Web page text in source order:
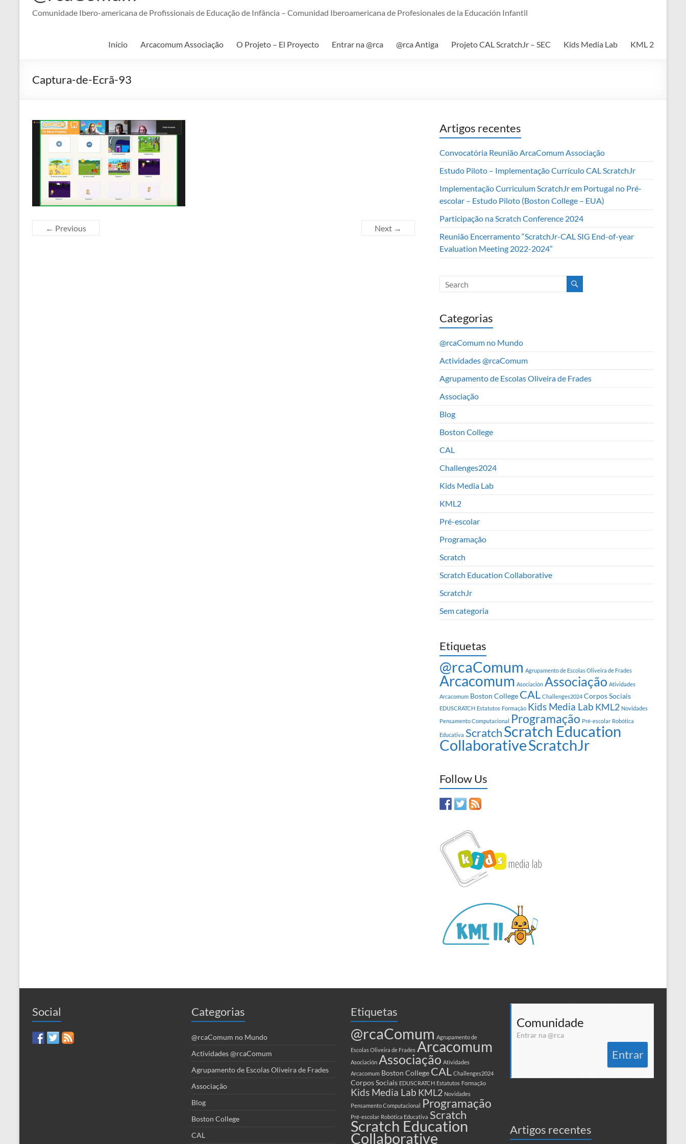
Comunidade Ibero-americana de Profissionais de Educação de Infância – Comunidad Iberoamericana de Profesionales de la Educación Infantil
Início Arcacomum Associação O Projeto – El Proyecto Entrar na @rca @rca Antiga Projeto CAL ScratchJr – SEC Kids Media Lab KML 2
Captura-de-Ecrã-93
← Previous Next →
Artigos recentes
Convocatória Reunião ArcaComum Associação
Estudo Piloto – Implementação Currículo CAL ScratchJr
Implementação Curriculum ScratchJr em Portugal no Pré-
escolar – Estudo Piloto (Boston College – EUA)
Participação na Scratch Conference 2024
Reunião Encerramento “ScratchJr-CAL SIG End-of-year
Evaluation Meeting 2022-2024”
Categorias
@rcaComum no Mundo
Actividades @rcaComum
Agrupamento de Escolas Oliveira de Frades
Associação
Blog
Boston College
CAL
Challenges2024
Kids Media Lab
KML2
Pré-escolar
Programação
Scratch
Scratch Education Collaborative
ScratchJr
Sem categoria
Etiquetas
@rcaComum Agrupamento de Escolas Oliveira de Frades
Arcacomum Asociación Associação Atividades
Arcacomum Boston College CAL Challenges2024 Corpos Sociais
EDUSCRATCH Estatutos Formação Kids Media Lab KML2 Novidades
Pensamento Computacional
Programação Pré-escolar Robótica
Educativa ScratchScratch Education
CollaborativeScratchJr
Follow Us
Social Categorias
@rcaComum no Mundo
Actividades @rcaComum
Agrupamento de Escolas Oliveira de Frades
Associação
Blog
Boston College
CAL
Etiquetas
@rcaComum Agrupamento de
Escolas Oliveira de Frades Arcacomum
Asociación Associação Atividades
Arcacomum Boston College CAL Challenges2024
Corpos Sociais EDUSCRATCH Estatutos Formação
Kids Media Lab KML2 Novidades
Pensamento Computacional Programação
Pré-escolar Robótica Educativa Scratch
Scratch Education
Collaborative
Comunidade
Entrar na @rca
Entrar
Artigos recentes